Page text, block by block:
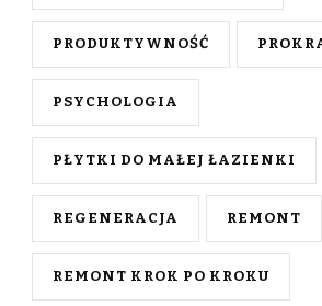
PRODUKTYWNOŚĆ
PSYCHOLOGIA
PŁYTKI DO MAŁEJ ŁAZIENKI
REGENERACJA REMONT
REMONT KROK PO KROKU